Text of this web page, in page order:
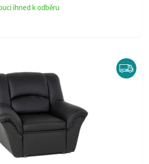
ihned k odběru